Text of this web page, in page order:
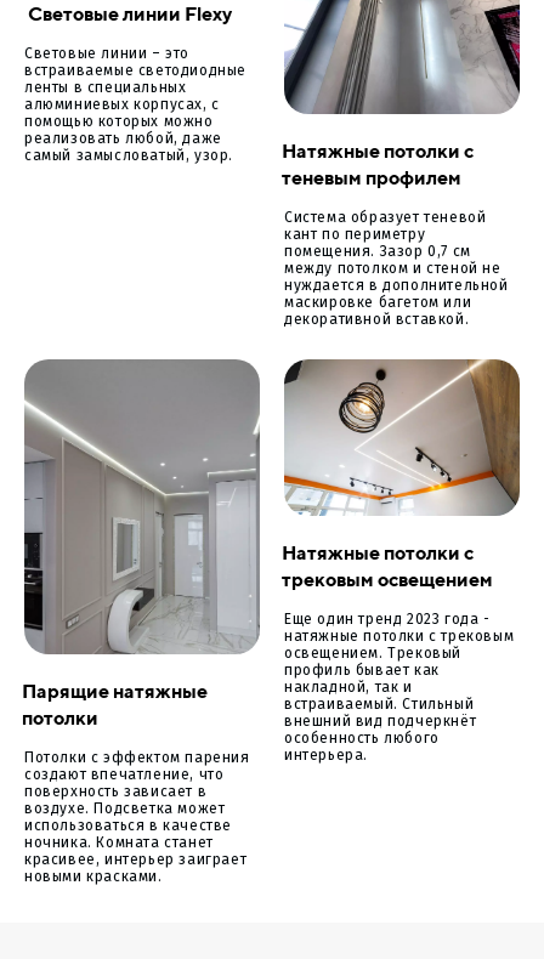
Световые линии Flexy
Световые линии – это
встраиваемые светодиодные
ленты в специальных
алюминиевых корпусах, с
помощью которых можно
реализовать любой, даже
самый замысловатый, узор.
Натяжные потолки с
теневым профилем
Система образует теневой
кант по периметру
помещения. Зазор 0,7 см
между потолком и стеной не
нуждается в дополнительной
маскировке багетом или
декоративной вставкой.
Парящие натяжные
потолки
Потолки с эффектом парения
создают впечатление, что
поверхность зависает в
воздухе. Подсветка может
использоваться в качестве
ночника. Комната станет
красивее, интерьер заиграет
новыми красками.
Натяжные потолки с
трековым освещением
Еще один тренд 2023 года -
натяжные потолки с трековым
освещением. Трековый
профиль бывает как
накладной, так и
встраиваемый. Стильный
внешний вид подчеркнёт
особенность любого
интерьера.